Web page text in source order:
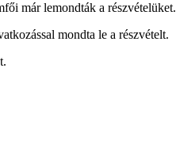
már lemondták a részvételüket.
mondta le a részvételt.